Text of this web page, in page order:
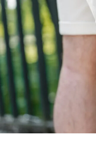
പ്രസിഡന്റ് അഡ്വ.എ
കോടതിയിലെ
അഡ്വ.പി
എം.എല്‍.എയുമായ
സംസ്ഥാന
അഡ്വ.കണിയാപുരം
മെമ്പറും സി.പി.ഐ
ജവഹര്‍ സ്‌കൂള്‍
മായംപറമ്പില്‍,
പ്രസിഡന്റ് മുഹമ്മദ്